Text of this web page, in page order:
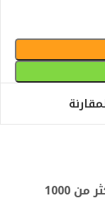
من 1000